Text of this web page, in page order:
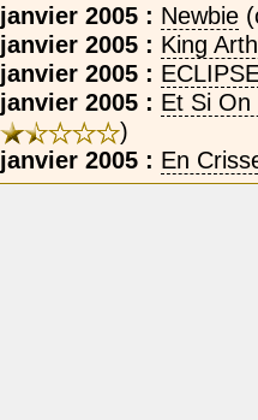
janvier 2005 : Newbie
janvier 2005 : King
janvier 2005 :
janvier 2005 : Et Si On
)
janvier 2005 : En